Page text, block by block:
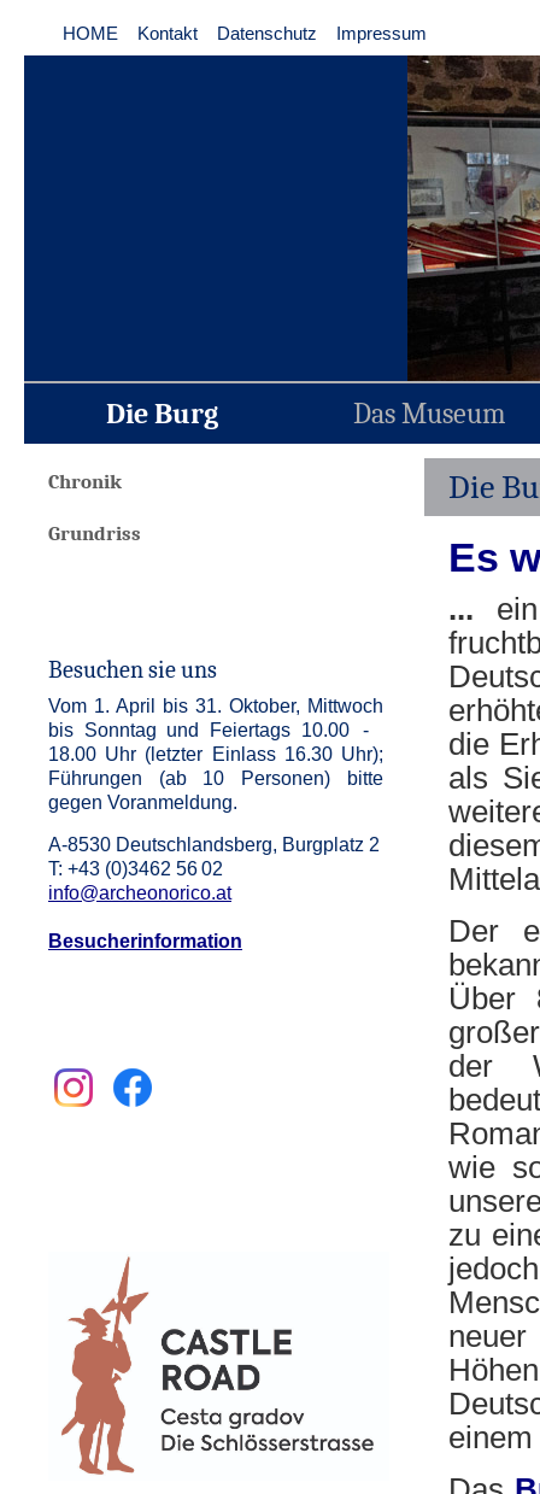
Impressum
Datenschutz
Kontakt
HOME
Die Burg Das Museum
Chronik
Grundriss
Besuchen sie uns
Vom 1. April bis 31. Oktober, Mittwoch
bis Sonntag und Feiertags 10.00 -
18.00 Uhr (letzter Einlass 16.30 Uhr);
Führungen (ab 10 Personen) bitte
gegen Voranmeldung.
A-8530 Deutschlandsberg, Burgplatz 2
T: +43 (0)3462 56 02
info@archeonorico.at
Besucherinformation
Die
Es
...
die
als
Der
Über
der
wie
zu